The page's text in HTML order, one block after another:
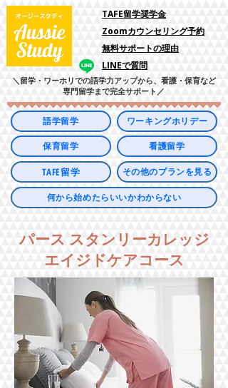
​TAFE留学奨学金
Zoomカウンセリング予約
​無料サポートの理由
LINEで質問
＼留学・ワーホリでの語学力アップから、看護・保育など
専門留学まで完全サポート／
語学留学
保育留学
TAFE留学
ワーキングホリデー
看護留学
その他のプランを見る
何から始めたらいいかわからない
パース スタンリーカレッジ
エイジドケアコース